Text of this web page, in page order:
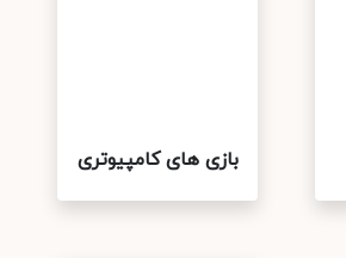
بازی های کامپیوتری